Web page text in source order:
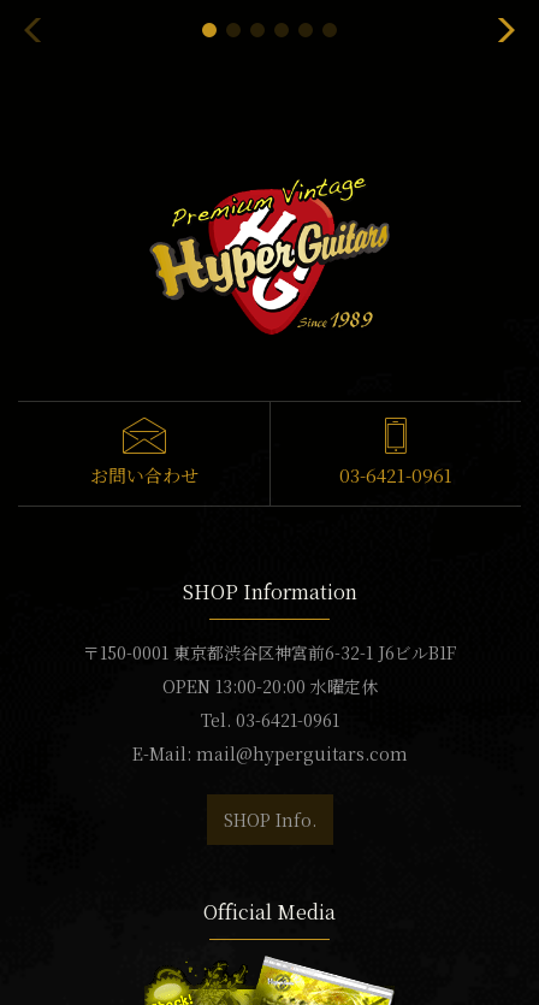
お問い合わせ 03-6421-0961
SHOP Information
〒150-0001 東京都渋谷区神宮前6-32-1 J6ビルB1F
OPEN 13:00-20:00 水曜定休
Tel. 03-6421-0961
E-Mail: mail@hyperguitars.com
SHOP Info.
Official Media